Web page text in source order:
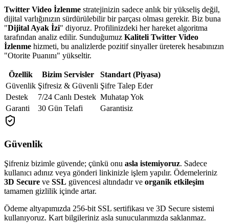
Twitter Video İzlenme stratejinizin sadece anlık bir yükseliş değil,
dijital varlığınızın sürdürülebilir bir parçası olması gerekir. Biz buna
"Dijital Ayak İzi" diyoruz. Profilinizdeki her hareket algoritma
tarafından analiz edilir. Sunduğumuz Kaliteli Twitter Video
İzlenme hizmeti, bu analizlerde pozitif sinyaller üreterek hesabınızın
"Otorite Puanını" yükseltir.
Özellik Bizim Servisler
Standart (Piyasa)
Güvenlik Şifresiz & Güvenli Şifre Talep Eder
Destek
7/24 Canlı Destek Muhatap Yok
Garanti
30 Gün Telafi Garantisiz
Güvenlik
Şifreniz bizimle güvende; çünkü onu asla istemiyoruz. Sadece
kullanıcı adınız veya gönderi linkinizle işlem yapılır. Ödemeleriniz
3D Secure ve SSL güvencesi altındadır ve organik etkileşim
tamamen gizlilik içinde artar.
Ödeme altyapımızda 256-bit SSL sertifikası ve 3D Secure sistemi
kullanıyoruz. Kart bilgileriniz asla sunucularımızda saklanmaz.